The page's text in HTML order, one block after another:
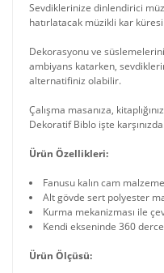
Sevdiklerinize dinlendirici
hatırlatacak müzikli kar küresi
Dekorasyonu ve
ambiyans katarken,
alternatifiniz olabilir.
Çalışma masanıza,
Dekoratif Biblo işte
Ürün Özellikleri:
Fanusu kalın cam
Alt gövde sert polyester
Kurma mekanizması ile
Kendi ekseninde 360
Ürün Ölçüsü: